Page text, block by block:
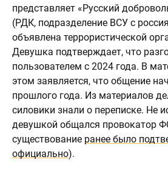
представляет «Русский
(РДК, подразделение ВСУ с
объявлена террористической
Девушка подтверждает, что
пользователем с 2024 года. В
этом заявляется, что общение
прошлого года. Из материалов
силовики знали о переписке. Не
девушкой общался провокатор
существование ранее было
официально).